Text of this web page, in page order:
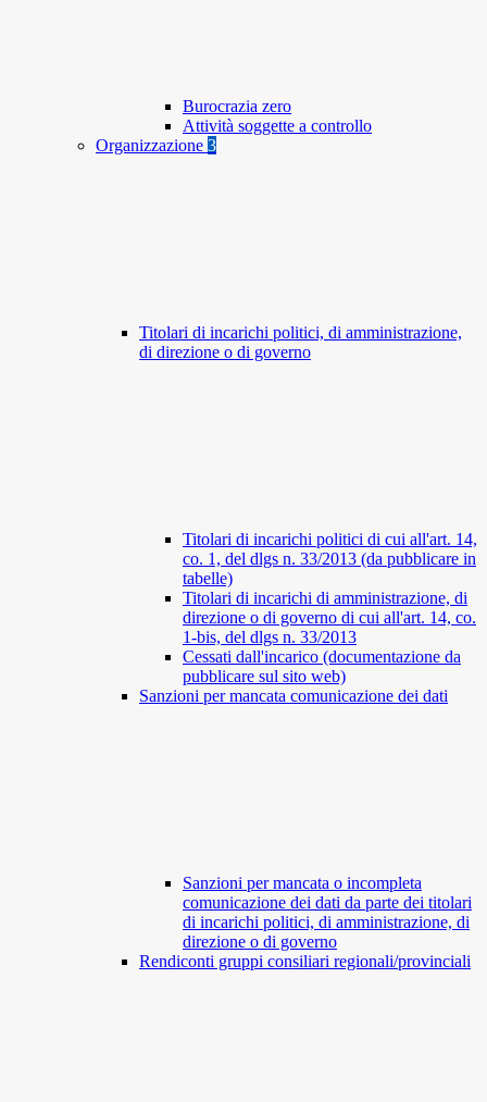
Burocrazia zero
Attività soggette a controllo
Organizzazione 3
Titolari di incarichi politici, di amministrazione,
di direzione o di governo
Titolari di incarichi politici di cui all'art. 14,
co. 1, del dlgs n. 33/2013 (da pubblicare in
tabelle)
Titolari di incarichi di amministrazione, di
direzione o di governo di cui all'art. 14, co.
1-bis, del dlgs n. 33/2013
Cessati dall'incarico (documentazione da
pubblicare sul sito web)
Sanzioni per mancata comunicazione dei dati
Sanzioni per mancata o incompleta
comunicazione dei dati da parte dei titolari
di incarichi politici, di amministrazione, di
direzione o di governo
Rendiconti gruppi consiliari regionali/provinciali